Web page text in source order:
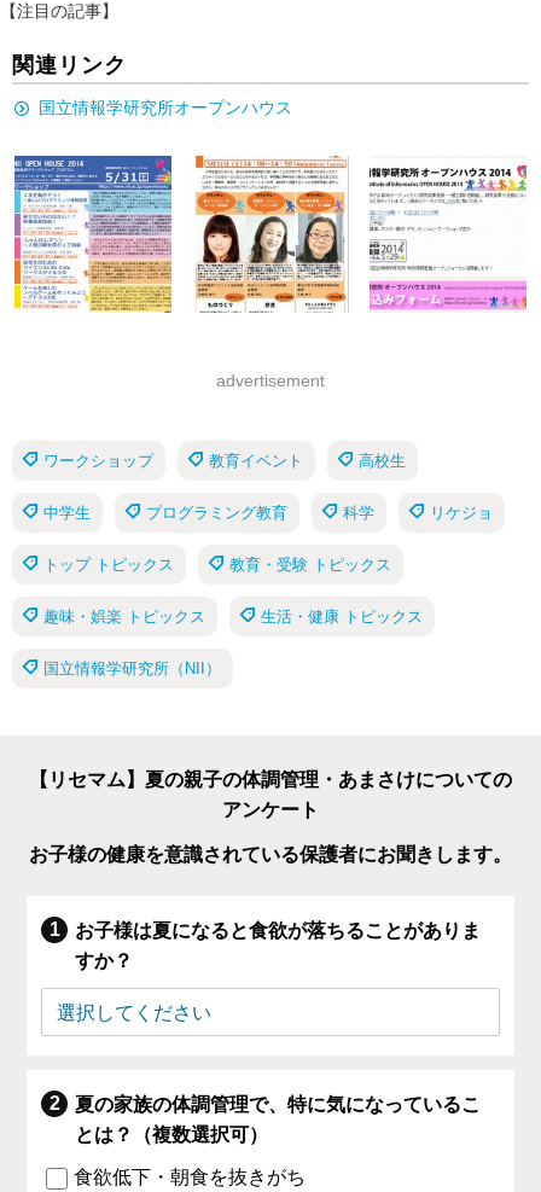
【注目の記事】
関連リンク
国立情報学研究所オープンハウス
advertisement
ワークショップ 教育イベント 高校生
中学生 プログラミング教育 科学 リケジョ
トップ トピックス 教育・受験 トピックス
趣味・娯楽 トピックス 生活・健康 トピックス
国立情報学研究所（NII）
【リセマム】夏の親子の体調管理・あまさけについての
アンケート
お子様の健康を意識されている保護者にお聞きします。
お子様は夏になると食欲が落ちることがありま
すか？
夏の家族の体調管理で、特に気になっているこ
とは？（複数選択可）
食欲低下・朝食を抜きがち